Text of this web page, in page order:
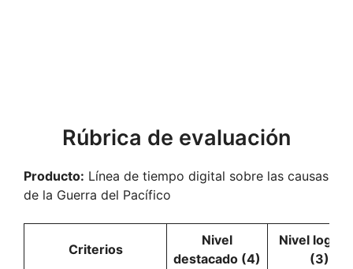
Rúbrica de evaluación
Producto: Línea de tiempo digital sobre las causas
de la Guerra del Pacífico
Criterios
Nivel
destacado (4)
Nivel
(3)